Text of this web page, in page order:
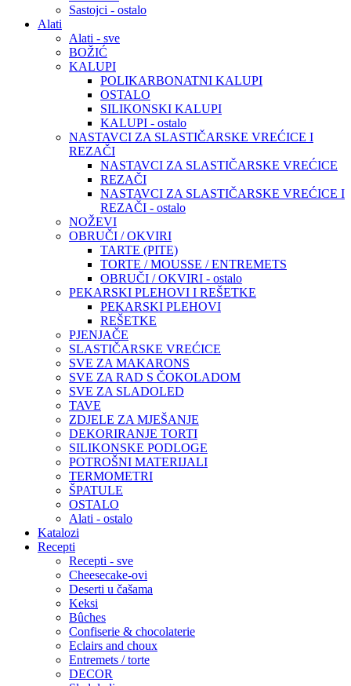
Sastojci - ostalo
Alati
Alati - sve
BOŽIĆ
KALUPI
POLIKARBONATNI KALUPI
OSTALO
SILIKONSKI KALUPI
KALUPI - ostalo
NASTAVCI ZA SLASTIČARSKE VREĆICE I
REZAČI
NASTAVCI ZA SLASTIČARSKE VREĆICE
REZAČI
NASTAVCI ZA SLASTIČARSKE VREĆICE I
REZAČI - ostalo
NOŽEVI
OBRUČI / OKVIRI
TARTE (PITE)
TORTE / MOUSSE / ENTREMETS
OBRUČI / OKVIRI - ostalo
PEKARSKI PLEHOVI I REŠETKE
PEKARSKI PLEHOVI
REŠETKE
PJENJAČE
SLASTIČARSKE VREĆICE
SVE ZA MAKARONS
SVE ZA RAD S ČOKOLADOM
SVE ZA SLADOLED
TAVE
ZDJELE ZA MJEŠANJE
DEKORIRANJE TORTI
SILIKONSKE PODLOGE
POTROŠNI MATERIJALI
TERMOMETRI
ŠPATULE
OSTALO
Alati - ostalo
Katalozi
Recepti
Recepti - sve
Cheesecake-ovi
Deserti u čašama
Keksi
Bûches
Confiserie & chocolaterie
Eclairs and choux
Entremets / torte
DECOR